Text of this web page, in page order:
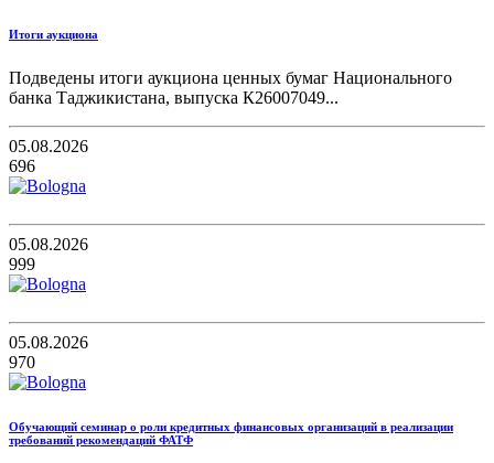
Итоги аукциона
Подведены итоги аукциона ценных бумаг Национального
банка Таджикистана, выпуска К26007049...
05.08.2026
696
05.08.2026
999
05.08.2026
970
Обучающий семинар о роли кредитных финансовых организаций в реализации
требований рекомендаций ФАТФ